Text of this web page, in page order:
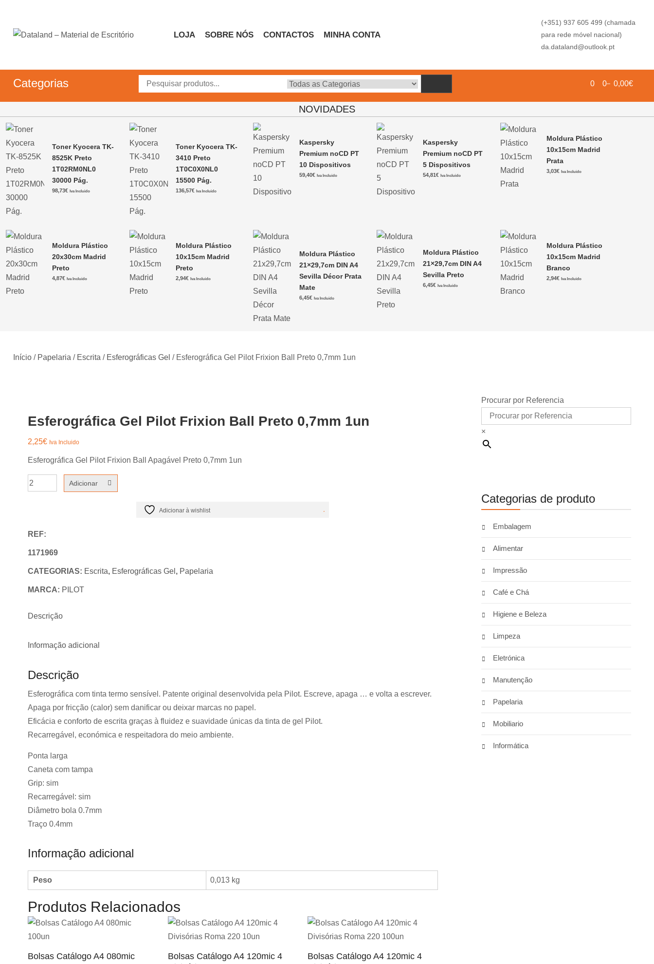
content
LOJA SOBRE NÓS CONTACTOS MINHA CONTA
(+351) 937 605 499 (chamada
para rede móvel nacional)
da.dataland@outlook.pt
Categorias 0 0 0,00€
NOVIDADES
Toner Kyocera TK-
8525K Preto
1T02RM0NL0
30000 Pág.
98,73€ Iva Incluido
Toner Kyocera TK-
3410 Preto
1T0C0X0NL0
15500 Pág.
136,57€ Iva Incluido
Kaspersky
Premium noCD PT
10 Dispositivos
59,40€ Iva Incluido
Kaspersky
Premium noCD PT
5 Dispositivos
54,81€ Iva Incluido
Moldura Plástico
10x15cm Madrid
Prata
3,03€ Iva Incluido
Moldura Plástico
20x30cm Madrid
Preto
4,87€ Iva Incluido
Moldura Plástico
10x15cm Madrid
Preto
2,94€ Iva Incluido
Moldura Plástico
21×29,7cm DIN A4
Sevilla Décor Prata
Mate
6,45€ Iva Incluido
Moldura Plástico
21×29,7cm DIN A4
Sevilla Preto
6,45€ Iva Incluido
Moldura Plástico
10x15cm Madrid
Branco
2,94€ Iva Incluido
Início/ Papelaria / Escrita / Esferográficas Gel / Esferográfica Gel Pilot Frixion Ball Preto 0,7mm 1un
Esferográfica Gel Pilot Frixion Ball Preto 0,7mm 1un
2,25€ Iva Incluido
Esferográfica Gel Pilot Frixion Ball Apagável Preto 0,7mm 1un
Quantidade
de
Pilot
Frixion
Preto
0,7mm
Adicionar
Adicionar à wishlist
REF:
1171969
CATEGORIAS: Escrita, Esferográficas Gel , Papelaria
MARCA: PILOT
Descrição
Informação adicional
Descrição
Esferográfica com tinta termo sensível. Patente original desenvolvida pela Pilot. Escreve, apaga … e volta a escrever.
Apaga por fricção (calor) sem danificar ou deixar marcas no papel.
Eficácia e conforto de escrita graças à fluidez e suavidade únicas da tinta de gel Pilot.
Recarregável, económica e respeitadora do meio ambiente.
Ponta larga
Caneta com tampa
Grip: sim
Recarregável: sim
Diâmetro bola 0.7mm
Traço 0.4mm
Informação adicional
Peso 0,013 kg
Produtos Relacionados
Bolsas Catálogo A4 080mic
Bolsas Catálogo A4 120mic 4
Bolsas Catálogo A4 120mic 4
Procurar por Referencia
×
Categorias de produto
Embalagem
Alimentar
Impressão
Café e Chá
Higiene e Beleza
Limpeza
Eletrónica
Manutenção
Papelaria
Mobiliario
Informática